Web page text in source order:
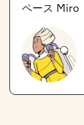
ペース Miro